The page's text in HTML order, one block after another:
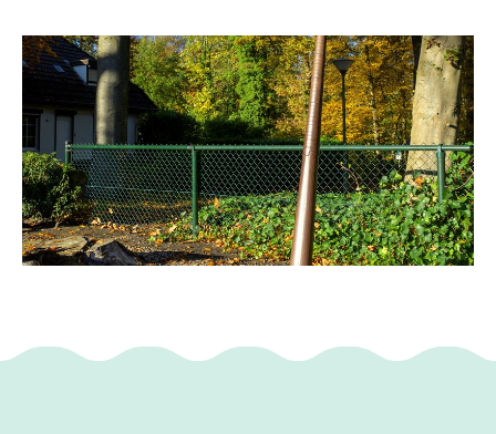
Met de Archeo Route Limburg app ontdek je de
geheimen van de Landweer en beleef je hoe
geschiedenis en natuur samenkomen op deze
bijzondere plek.